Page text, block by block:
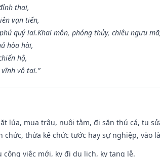
thai,
vạn tiến,
quý lai.Khai môn, phóng thủy, chiêu ngưu mã,
hòa hài,
hộ,
vô tai.”
lúa, mua trâu, nuôi tằm, đi săn thú cá, tu
chức, thừa kế chức tước hay sự nghiệp, vào
công việc mới, kỵ đi du lịch, kỵ tang lễ.